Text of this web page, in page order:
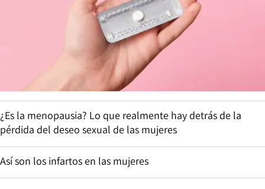
¿Es la menopausia? Lo que realmente hay detrás de la
pérdida del deseo sexual de las mujeres
Así son los infartos en las mujeres